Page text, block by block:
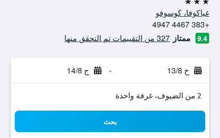
3 نجوم
غياكوفا، كوسوفو
+383 4467 4947
9.4 ممتاز 327 من التقييمات تم التحقق منها
خ 13/8 - ج 14/8
2 من الضيوف، غرفة واحدة
بحث